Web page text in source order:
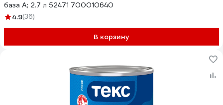
база A; 2.7 л 52471 700010640
4.9(36)
В корзину